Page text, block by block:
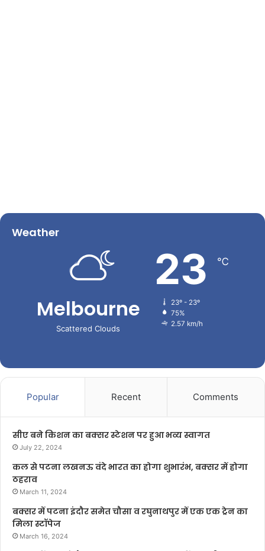
Weather
Melbourne
Scattered Clouds
23 ℃
23º - 23º
75%
2.57 km/h
Popular Recent Comments
सीए बने किशन का बक्सर स्टेशन पर हुआ भव्य स्वागत
July 22, 2024
कल से पटना लखनऊ वंदे भारत का होगा शुभारंभ, बक्सर में होगा
ठहराव
March 11, 2024
बक्सर में पटना इंदौर समेत चौसा व रघुनाथपुर में एक एक ट्रेन का
मिला स्टॉपेज
March 16, 2024